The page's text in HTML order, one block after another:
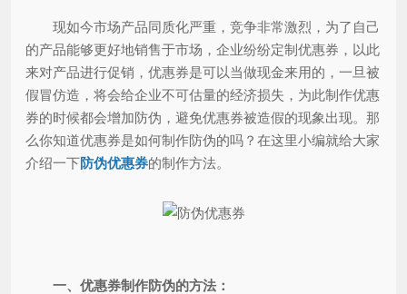
现如今市场产品同质化严重，竞争非常激烈，为了自己
的产品能够更好地销售于市场，企业纷纷定制优惠券，以此
来对产品进行促销，优惠券是可以当做现金来用的，一旦被
假冒仿造，将会给企业不可估量的经济损失，为此制作优惠
券的时候都会增加防伪，避免优惠券被造假的现象出现。那
么你知道优惠券是如何制作防伪的吗？在这里小编就给大家
介绍一下防伪优惠券的制作方法。
一、优惠券制作防伪的方法：